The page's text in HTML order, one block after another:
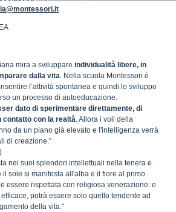
mira a sviluppare individualità libere, in
dalla vita. Nella scuola Montessori è
l’attività spontanea e quindi lo sviluppo
un processo di autoeducazione.
dato di sperimentare direttamente, di
con la realtà. Allora i voli della
da un piano già elevato e l'intelligenza verrà
di creazione."
nei suoi splendori intellettuali nella tenera e
il sole si manifesta all'alba e il fiore al primo
essere rispettata con religiosa venerazione: e
potrà essere solo quello tendente ad
della vita."